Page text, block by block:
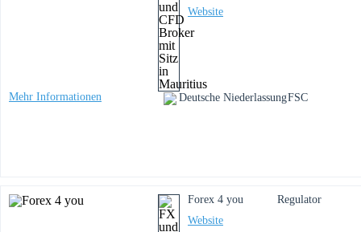
Website
Mehr Informationen Deutsche NiederlassungFSC
Forex 4 you
Website
Regulator